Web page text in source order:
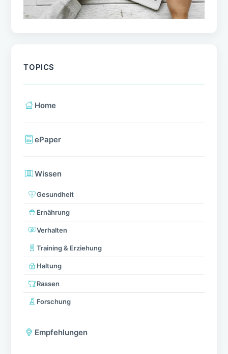
TOPICS
Home
ePaper
Wissen
Gesundheit
Ernährung
Verhalten
Training & Erziehung
Haltung
Rassen
Forschung
Empfehlungen